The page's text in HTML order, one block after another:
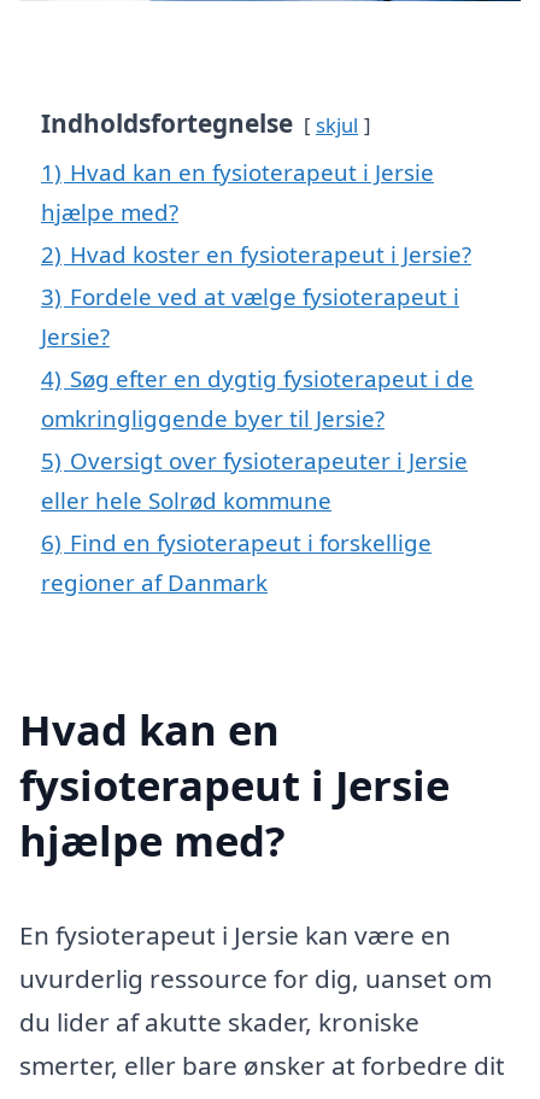
Indholdsfortegnelse skjul
1) Hvad kan en fysioterapeut i Jersie
hjælpe med?
2) Hvad koster en fysioterapeut i Jersie?
3) Fordele ved at vælge fysioterapeut i
Jersie?
4) Søg efter en dygtig fysioterapeut i de
omkringliggende byer til Jersie?
5) Oversigt over fysioterapeuter i Jersie
eller hele Solrød kommune
6) Find en fysioterapeut i forskellige
regioner af Danmark
Hvad kan en
fysioterapeut i Jersie
hjælpe med?
En fysioterapeut i Jersie kan være en
uvurderlig ressource for dig, uanset om
du lider af akutte skader, kroniske
smerter, eller bare ønsker at forbedre dit